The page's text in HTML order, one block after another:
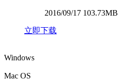
2016/09/17 103.73MB
立即下载
Windows
Mac OS